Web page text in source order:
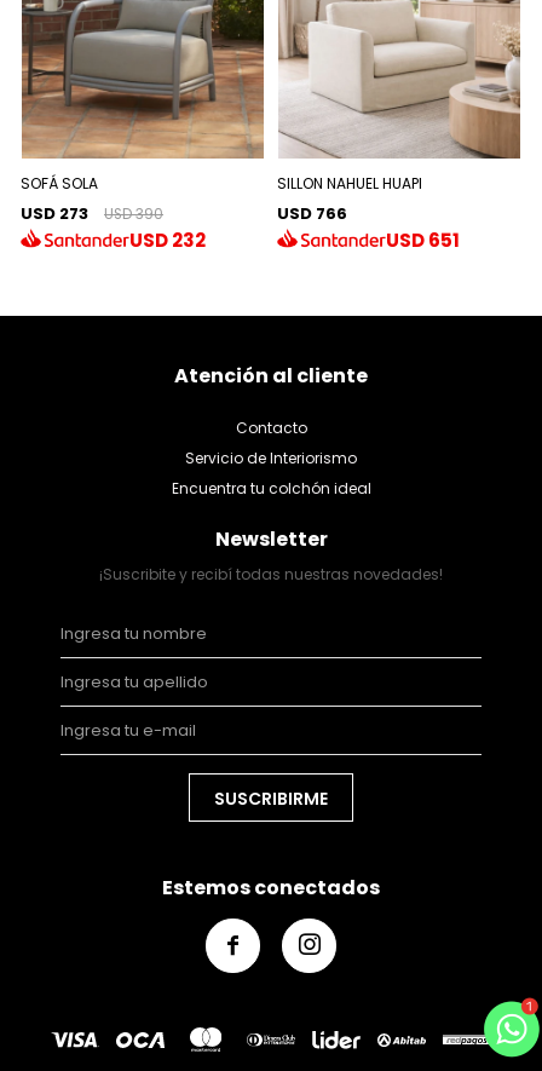
SOFÁ SOLA
USD 273 USD 390
USD232
SILLON NAHUEL HUAPI
USD 766
USD651
Atención al cliente
Contacto
Servicio de Interiorismo
Encuentra tu colchón ideal
Newsletter
¡Suscribite y recibí todas nuestras novedades!
SUSCRIBIRME
Estemos conectados
 